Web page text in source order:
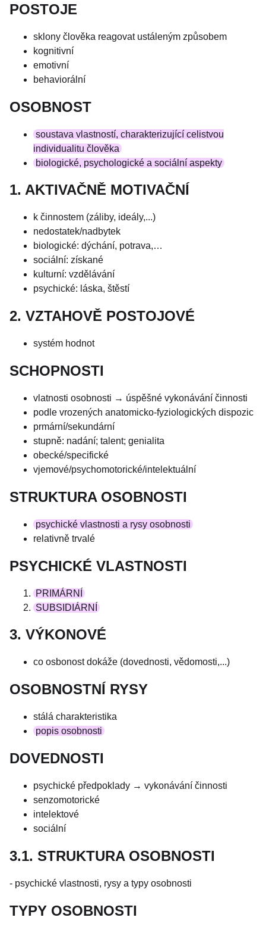
POSTOJE
sklony člověka reagovat ustáleným způsobem
kognitivní
emotivní
behaviorální
OSOBNOST
soustava vlastností, charakterizující celistvou
individualitu člověka
biologické, psychologické a sociální aspekty
1. AKTIVAČNĚ MOTIVAČNÍ
k činnostem (záliby, ideály,...)
nedostatek/nadbytek
biologické: dýchání, potrava,…
sociální: získané
kulturní: vzdělávání
psychické: láska, štěstí
2. VZTAHOVĚ POSTOJOVÉ
systém hodnot
SCHOPNOSTI
vlatnosti osobnosti → úspěšné vykonávání činnosti
podle vrozených anatomicko-fyziologických dispozic
prmární/sekundární
stupně: nadání; talent; genialita
obecké/specifické
vjemové/psychomotorické/intelektuální
STRUKTURA OSOBNOSTI
psychické vlastnosti a rysy osobnosti
relativně trvalé
PSYCHICKÉ VLASTNOSTI
PRIMÁRNÍ
SUBSIDIÁRNÍ
3. VÝKONOVÉ
co osbonost dokáže (dovednosti, vědomosti,...)
OSOBNOSTNÍ RYSY
stálá charakteristika
popis osobnosti
DOVEDNOSTI
psychické předpoklady → vykonávání činnosti
senzomotorické
intelektové
sociální
3.1. STRUKTURA OSOBNOSTI
- psychické vlastnosti, rysy a typy osobnosti
TYPY OSOBNOSTI